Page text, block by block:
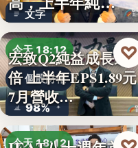
文字
今天 18:12
個股財報
98%
宏致Q2純益成長近1
倍 上半年EPS1.89元
7月營收…
♡
今天 18:12